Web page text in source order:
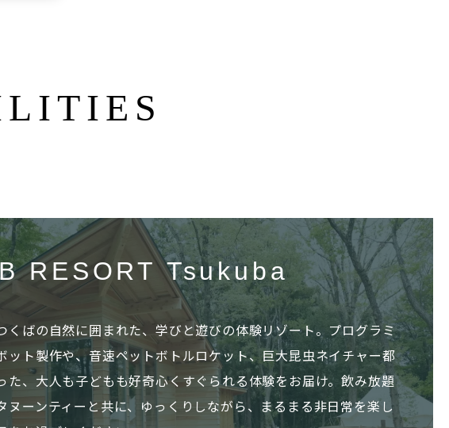
RESORT Tsukuba
くばの自然に囲まれた、学びと遊びの体験リゾート。プログラミ
ット製作や、音速ペットボトルロケット、巨大昆虫ネイチャー都
た、大人も子どもも好奇心くすぐられる体験をお届け。飲み放題
ヌーンティーと共に、ゆっくりしながら、まるまる非日常を楽し